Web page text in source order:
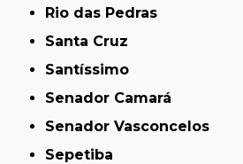
Rio das Pedras
Santa Cruz
Santíssimo
Senador Camará
Senador Vasconcelos
Sepetiba